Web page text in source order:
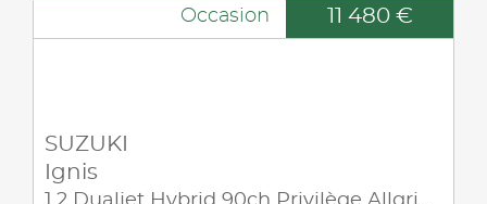
Occasion 11 480 €
SUZUKI
Ignis